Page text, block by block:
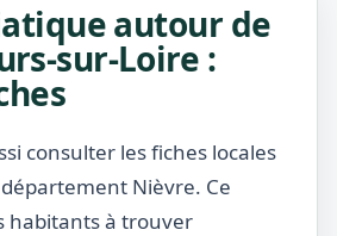
autour de
sur-Loire :
consulter les fiches locales
Nièvre. Ce
habitants à trouver